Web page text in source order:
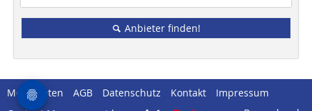
Anbieter finden!
Mediadaten AGB Datenschutz Kontakt
Impressum